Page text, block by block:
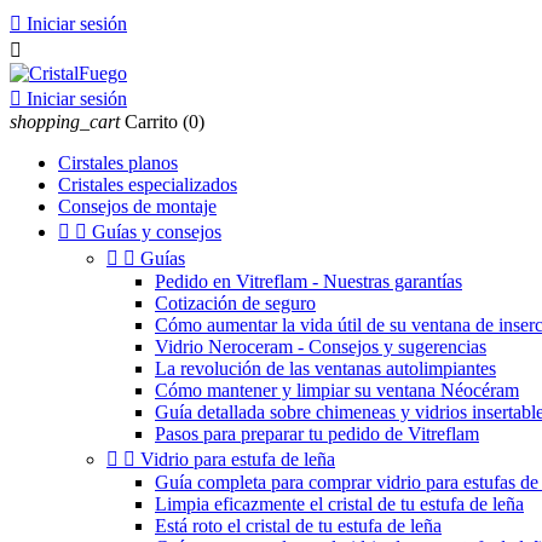
 Iniciar sesión

 Iniciar sesión
shopping_cart Carrito (0)
Cirstales planos
Cristales especializados
Consejos de montaje
  Guías y consejos
  Guías
Pedido en Vitreflam - Nuestras garantías
Cotización de seguro
Cómo aumentar la vida útil de su ventana de
Vidrio Neroceram - Consejos y sugerencias
La revolución de las ventanas autolimpiantes
Cómo mantener y limpiar su ventana Néocéram
Guía detallada sobre chimeneas y vidrios
Pasos para preparar tu pedido de Vitreflam
  Vidrio para estufa de leña
Guía completa para comprar vidrio para estufas de
Limpia eficazmente el cristal de tu estufa de leña
Está roto el cristal de tu estufa de leña